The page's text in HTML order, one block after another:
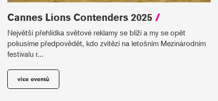
Cannes Lions Contenders 2025 /
Největší přehlídka světové reklamy se blíží a my se opět
pokusíme předpovědět, kdo zvítězí na letošním Mezinárodním
festivalu r...
více eventů